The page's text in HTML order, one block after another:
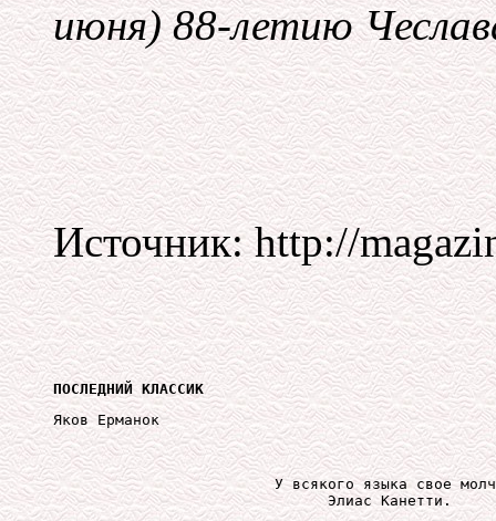
июня) 88-летию
Источник: http://
ПОСЛЕДНИЙ КЛАССИК
Яков Ерманок
У всякого языка свое
                               Элиас Канетти.